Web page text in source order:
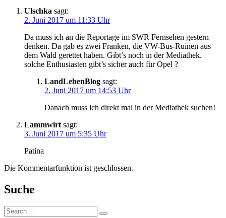
Ulschka sagt:
2. Juni 2017 um 11:33 Uhr
Da muss ich an die Reportage im SWR Fernsehen gestern
denken. Da gab es zwei Franken, die VW-Bus-Ruinen aus
dem Wald gerettet haben. Gibt’s noch in der Mediathek.
solche Enthusiasten gibt’s sicher auch für Opel ?
LandLebenBlog sagt:
2. Juni 2017 um 14:53 Uhr
Danach muss ich direkt mal in der Mediathek suchen!
Lammwirt sagt:
3. Juni 2017 um 5:35 Uhr
Patina
Die Kommentarfunktion ist geschlossen.
Suche
Suche: